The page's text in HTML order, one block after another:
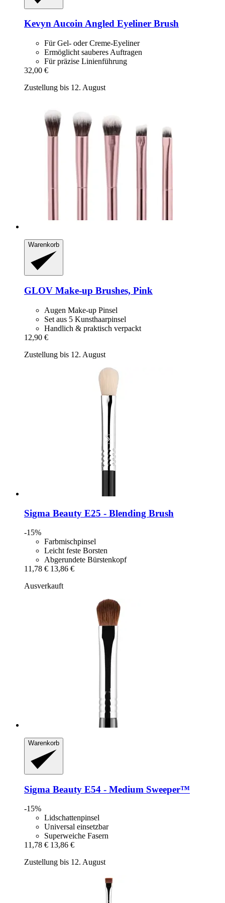
Kevyn AucoinAngled Eyeliner Brush
Für Gel- oder Creme-Eyeliner
Ermöglicht sauberes Auftragen
Für präzise Linienführung
32,00 €
Zustellung bis 12. August
Warenkorb
GLOV Make-​up Brushes, Pink
Augen Make-up Pinsel
Set aus 5 Kunsthaarpinsel
Handlich & praktisch verpackt
12,90 €
Zustellung bis 12. August
Sigma Beauty E25 -​ Blending Brush
-15%
Farbmischpinsel
Leicht feste Borsten
Abgerundete Bürstenkopf
11,78 € 13,86 €
Ausverkauft
Warenkorb
Sigma Beauty E54 -​ Medium Sweeper™
-15%
Lidschattenpinsel
Universal einsetzbar
Superweiche Fasern
11,78 € 13,86 €
Zustellung bis 12. August